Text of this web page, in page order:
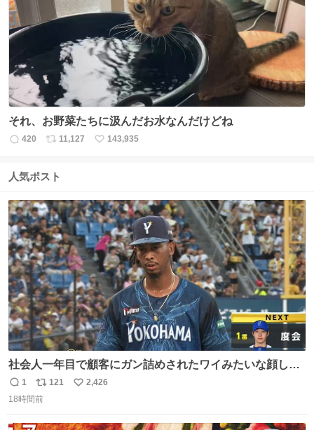
ト
数
数
それ、お野菜たちに汲んだお水なんだけどね
返
数
420
リ
ス
数
11,127
い
143,935
人気ポスト
社会人一年目で顧客にガン詰めされたワイみたいな顔して
る
返
信
1
リ
ポ
121
い
2,426
18時間前